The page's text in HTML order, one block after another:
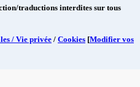
traductions interdites sur tous
/ Vie privée / Cookies [Modifier vos